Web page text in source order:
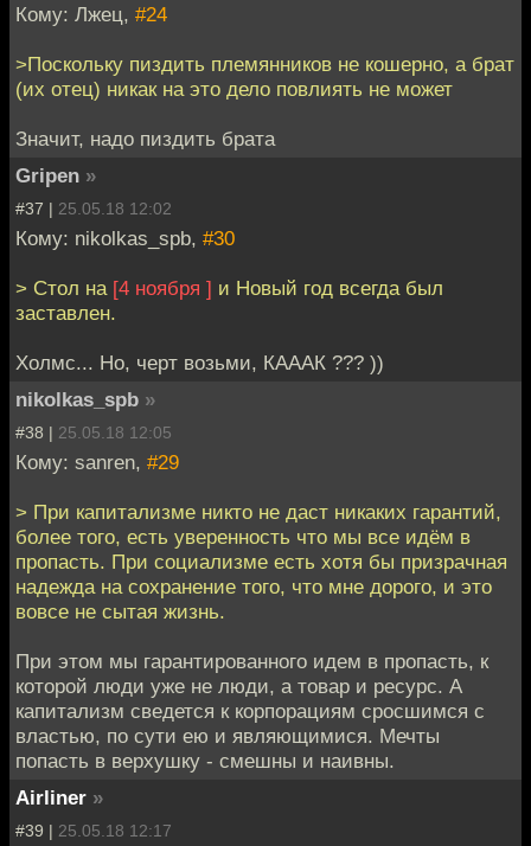
Кому: Лжец, #24
>Поскольку пиздить племянников не кошерно, а брат
(их отец) никак на это дело повлиять не может
Значит, надо пиздить брата
Gripen »
#37 | 25.05.18 12:02
Кому: nikolkas_spb, #30
> Стол на [4 ноября ] и Новый год всегда был
заставлен.
Холмс... Но, черт возьми, КАААК ??? ))
nikolkas_spb »
#38 | 25.05.18 12:05
Кому: sanren, #29
> При капитализме никто не даст никаких гарантий,
более того, есть уверенность что мы все идём в
пропасть. При социализме есть хотя бы призрачная
надежда на сохранение того, что мне дорого, и это
вовсе не сытая жизнь.
При этом мы гарантированного идем в пропасть, к
которой люди уже не люди, а товар и ресурс. А
капитализм сведется к корпорациям сросшимся с
властью, по сути ею и являющимися. Мечты
попасть в верхушку - смешны и наивны.
Airliner »
#39 | 25.05.18 12:17